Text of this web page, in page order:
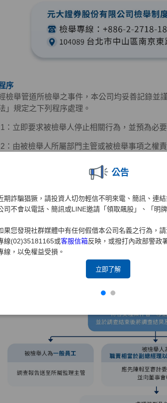
公告
期詐騙猖獗，請投資人切勿輕信不明來電、簡訊、連
司不會以電話、簡訊或LINE邀請「領取飆股」、「明
果您發現社群媒體中有任何假借本公司名義之行為，
線(02)35181165或客服信箱反映，或撥打內政部警政
線，以免權益受損。
立即了解
序
檢舉管道所檢舉之事件，本公司均妥善記錄並
」規定之下列程序處理。
：立即要求被檢舉人停止相關行為，並預為必
：由被檢舉人所屬部門主管或被檢舉事項之權
：涉及重大違規或有致本公司受重大損害之虞
：必要時，透過法律程序請求損害賠償，以維護